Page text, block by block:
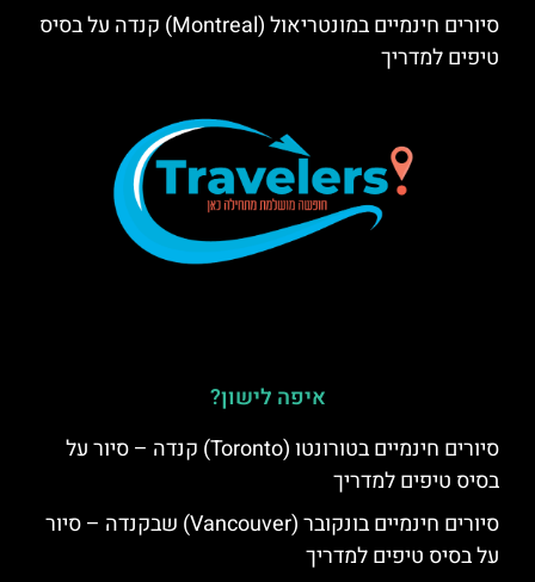
סיורים חינמיים במונטריאול (Montreal) קנדה על בסיס
טיפים למדריך
איפה לישון?
סיורים חינמיים בטורונטו (Toronto) קנדה – סיור על
בסיס טיפים למדריך
סיורים חינמיים בונקובר (Vancouver) שבקנדה – סיור
על בסיס טיפים למדריך